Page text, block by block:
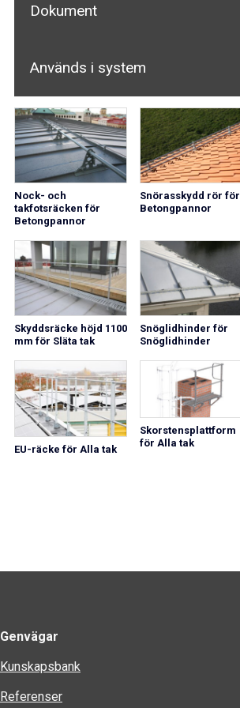
Dokument
Används i system
Nock- och
takfotsräcken för
Betongpannor
Snörasskydd rör för
Betongpannor
Skyddsräcke höjd 1100
mm för Släta tak
Snöglidhinder för
Snöglidhinder
EU-räcke för Alla tak
Skorstensplattform
för Alla tak
Genvägar
Kunskapsbank
Referenser